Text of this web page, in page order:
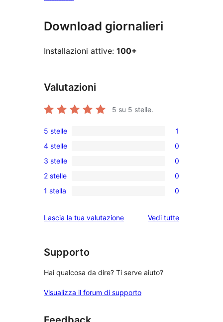
Download giornalieri
Installazioni attive: 100+
Valutazioni
5 su 5 stelle.
1
5-
recensioni
a
stelle
5 stelle 1
0
recensioni
a
4-
4 stelle 0
0
recensioni
a
stelle
3 stelle 0
0
recensioni
2-
2 stelle 0
0
a
stelle
1 stella 0
Lascia la tua valutazione Vedi tuttele
Supporto
Hai qualcosa da dire? Ti serve aiuto?
Visualizza il forum di supporto